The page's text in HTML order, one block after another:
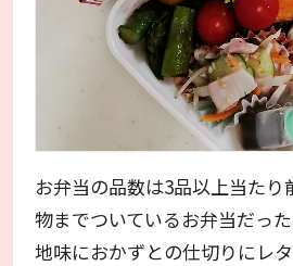
お弁当の品数は3品以上当た
物までついているお弁当だった
地味におかずとの仕切りにレ